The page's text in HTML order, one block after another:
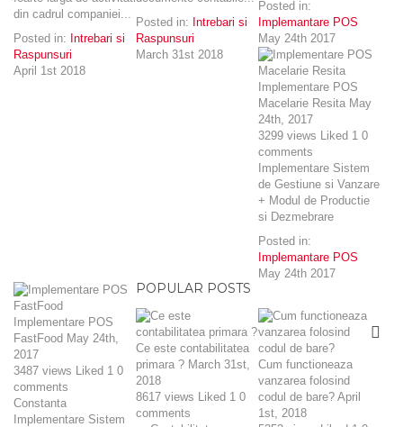
din cadrul companiei...
Posted in: Intrebari si
Raspunsuri
April 1st 2018
Posted in: Intrebari si
Raspunsuri
March 31st 2018
Posted in:
Implemantare POS
May 24th 2017
Implementare POS
Macelarie Resita May
24th, 2017
3299 views Liked 1 0
comments
Implementare Sistem
de Gestiune si Vanzare
+ Modul de Productie
si Dezmebrare
Posted in:
Implemantare POS
May 24th 2017
Implementare POS
FastFood May 24th,
2017
3487 views Liked 1 0
comments
Constanta
Implementare Sistem
POPULAR POSTS
Ce este contabilitatea
primara ? March 31st,
2018
8617 views Liked 1 0
comments
Cum functioneaza
vanzarea folosind
codul de bare? April
1st, 2018